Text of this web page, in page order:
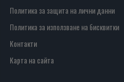
Политика за защита на лични данни
Политика за използване на бисквитки
Контакти
Карта на сайта